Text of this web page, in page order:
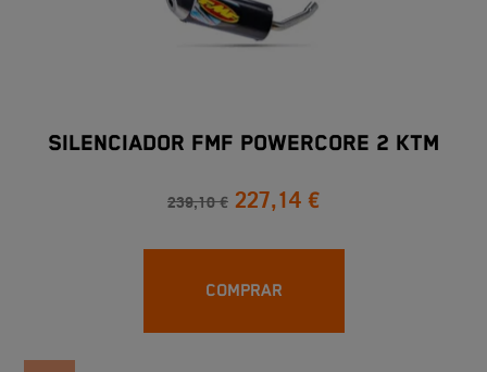
SILENCIADOR FMF POWERCORE 2 KTM
239,10 € 227,14 €
COMPRAR